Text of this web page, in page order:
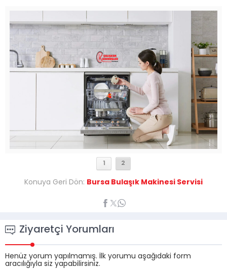
1 2
Konuya Geri Dön: Bursa Bulaşık Makinesi Servisi
Ziyaretçi Yorumları
Henüz yorum yapılmamış. İlk yorumu aşağıdaki form
aracılığıyla siz yapabilirsiniz.